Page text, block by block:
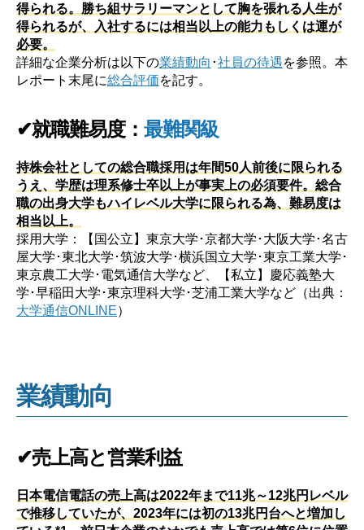
得られる。勝ち組サラリーマンとして胸を張れる人生が
得られるが、入社するには相当以上の能力もしくは運が
必要。
詳細な企業分析は以下の業績動向 ･社員の待遇を参照。本
レポート末尾に総合評価を記す。
✔就職難易度：最難関級
持株会社としての総合職採用は年間50人前後に限られる
うえ、学歴は理系修士卒以上が事実上の必須要件。総合
職の出身大学もハイレベル大学に限られる為、難易度は
相当以上。
採用大学：【国公立】東京大学･京都大学･大阪大学･名古
屋大学･東北大学･筑波大学･横浜国立大学･東京工業大学･
東京農工大学･電気通信大学など、【私立】慶応義塾大
学･早稲田大学･東京理科大学･芝浦工業大学など（出典：
大学通信ONLINE）
業績動向
✔売上高と営業利益
日本電信電話の売上高は2022年まで11兆～12兆円レベル
で推移していたが、2023年には初の13兆円台へと増加し